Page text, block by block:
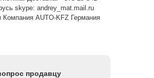
skype: andrey_mat.mail.ru
AUTO-KFZ Германия
продавцу